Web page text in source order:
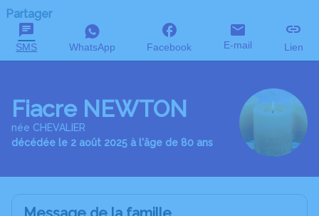
Partager
SMS WhatsApp Facebook E-mail Lien
Fiacre NEWTON
née CHEVALIER
décédée le 2 août 2025 à l'âge de 80 ans